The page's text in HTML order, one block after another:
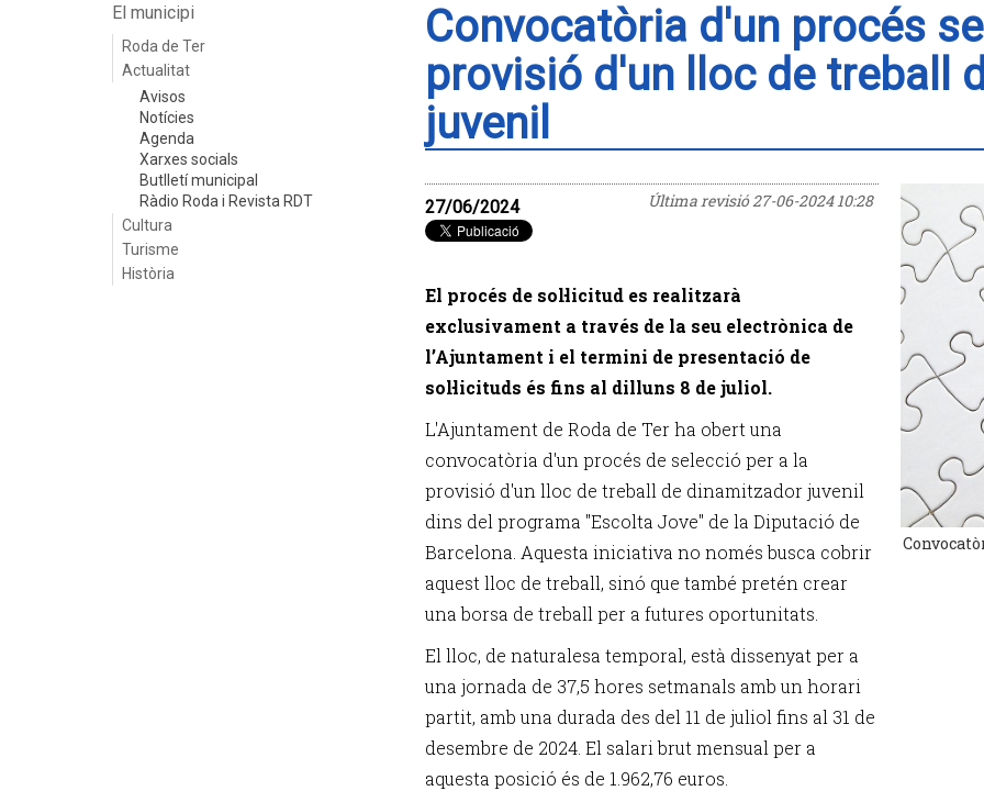
El municipi
Roda de Ter
Actualitat
Avisos
Notícies
Agenda
Xarxes socials
Butlletí municipal
Ràdio Roda i Revista RDT
Cultura
Turisme
Història
Convocatòria d'un procés
provisió d'un lloc de treball
juvenil
Última revisió27-06-2024 10:28
27/06/2024
El procés de sol·licitud es realitzarà
exclusivament a través de la seu electrònica de
l’Ajuntament i el termini de presentació de
sol·licituds és fins al dilluns 8 de juliol.
L'Ajuntament de Roda de Ter ha obert una
convocatòria d'un procés de selecció per a la
provisió d'un lloc de treball de dinamitzador juvenil
dins del programa "Escolta Jove" de la Diputació de
Barcelona. Aquesta iniciativa no només busca cobrir
aquest lloc de treball, sinó que també pretén crear
una borsa de treball per a futures oportunitats.
El lloc, de naturalesa temporal, està dissenyat per a
una jornada de 37,5 hores setmanals amb un horari
partit, amb una durada des del 11 de juliol fins al 31 de
desembre de 2024. El salari brut mensual per a
aquesta posició és de 1.962,76 euros.